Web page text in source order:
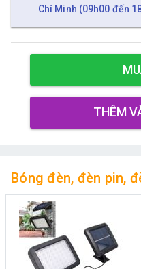
Chí Minh (09h00 đến
THÊM
Bóng đèn, đèn pin,